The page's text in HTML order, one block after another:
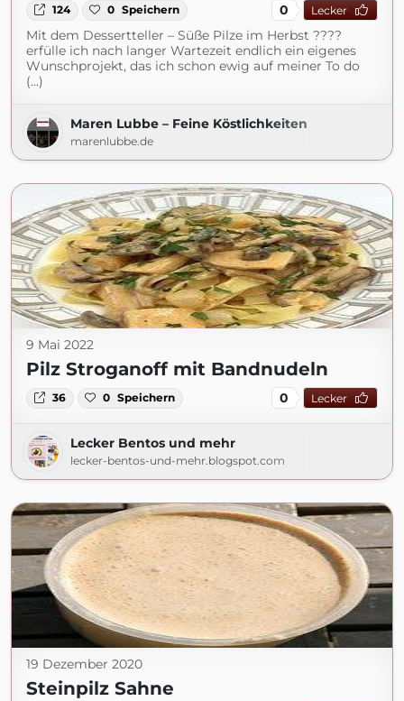
124 0 Speichern 0 Lecker
Mit dem Dessertteller – Süße Pilze im Herbst ????
erfülle ich nach langer Wartezeit endlich ein eigenes
Wunschprojekt, das ich schon ewig auf meiner To do
(...)
Maren Lubbe – Feine Köstlichkeiten
marenlubbe.de
9 Mai 2022
Pilz Stroganoff mit Bandnudeln
36 0 Speichern 0 Lecker
Lecker Bentos und mehr
lecker-bentos-und-mehr.blogspot.com
19 Dezember 2020
Steinpilz Sahne